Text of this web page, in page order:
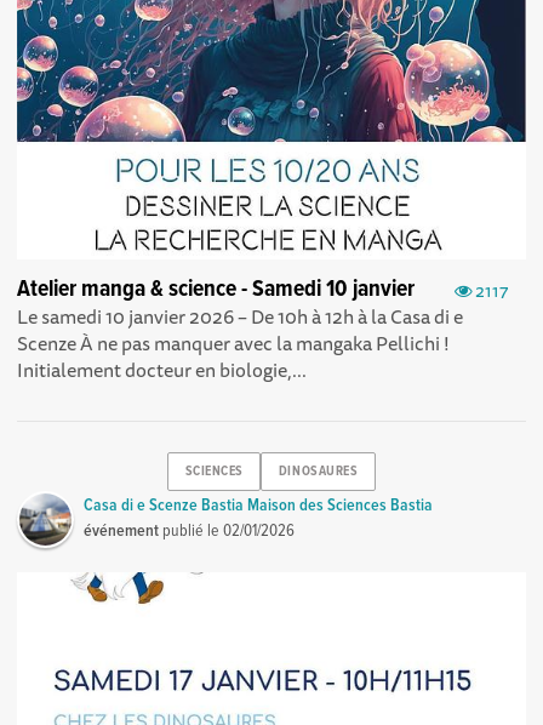
2117
Atelier manga & science - Samedi 10 janvier
Le samedi 10 janvier 2026 – De 10h à 12h à la Casa di e
Scenze À ne pas manquer avec la mangaka Pellichi !
Initialement docteur en biologie,...
SCIENCES DINOSAURES
Casa di e Scenze Bastia Maison des Sciences Bastia
événement publié le02/01/2026